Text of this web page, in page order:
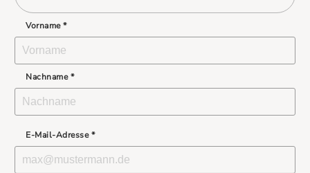
Vorname *
Nachname *
E-Mail-Adresse *